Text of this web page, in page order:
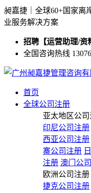
昶嘉捷｜全球60+国家离
业服务解决方案
招聘【运营助理/资
全国咨询热线
首页
全球公司注册
亚太地区公
印尼公司注册
西亚公司注册
寨公司注册
注册 澳门公
欧洲公司注册
捷克公司注册